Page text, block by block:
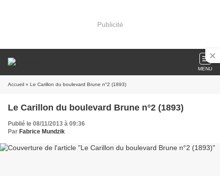
Publicité
MENU
Accueil » Le Carillon du boulevard Brune n°2 (1893)
Le Carillon du boulevard Brune n°2 (1893)
Publié le 08/11/2013 à 09:36
Par Fabrice Mundzik